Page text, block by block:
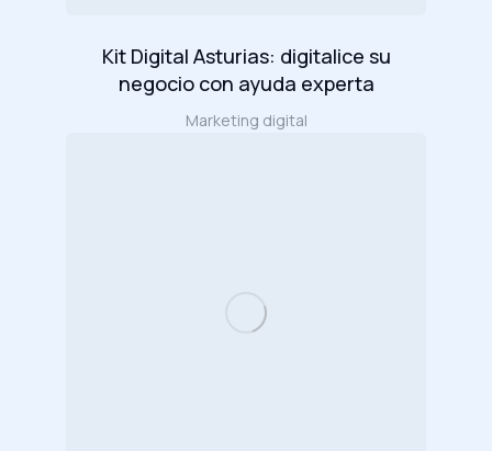
Kit Digital Asturias: digitalice su
negocio con ayuda experta
Marketing digital